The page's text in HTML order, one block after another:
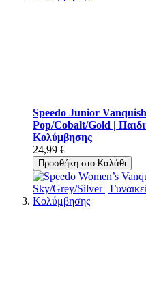
Speedo Junior
Pop/Cobalt/Gold |
Κολύμβησης
24,99 €
Προσθήκη στο Καλάθι